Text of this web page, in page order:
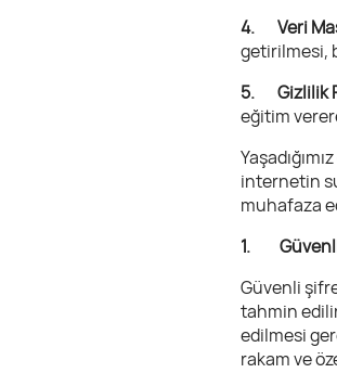
4. Veri
getirilmesi,
5. Gizlilik
eğitim
internetin
muhafaza
1. Güvenli
Güvenli
tahmin
edilmesi
rakam ve